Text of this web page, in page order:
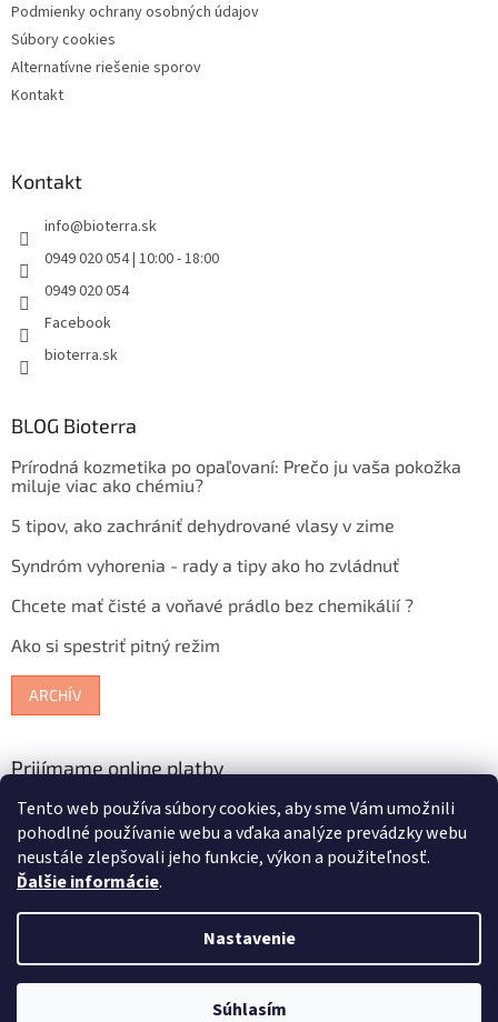
Tento web používa súbory cookies, aby sme Vám umožnili
pohodlné používanie webu a vďaka analýze prevádzky webu
neustále zlepšovali jeho funkcie, výkon a použiteľnosť.
Ďalšie informácie.
Nastavenie
Súhlasím
Podmienky ochrany osobných údajov
Súbory cookies
Alternatívne riešenie sporov
Kontakt
Kontakt
info@bioterra.sk
0949 020 054 | 10:00 - 18:00
0949 020 054
Facebook
bioterra.sk
BLOG Bioterra
Prírodná kozmetika po opaľovaní: Prečo ju vaša pokožka
miluje viac ako chémiu?
5 tipov, ako zachrániť dehydrované vlasy v zime
Syndróm vyhorenia - rady a tipy ako ho zvládnuť
Chcete mať čisté a voňavé prádlo bez chemikálií ?
Ako si spestriť pitný režim
ARCHÍV
Prijímame online platby
Copyright 2026Bioterra.sk. Všetky práva vyhradené.Upraviť
nastavenie cookies